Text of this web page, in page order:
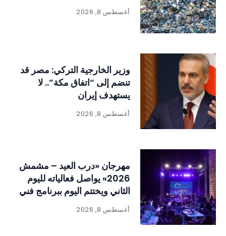
أغسطس 8, 2026
وزير الخارجية التركي: مصر قد
تنضم إلى “اتفاق مكة”.. لا
يستهدف إيران
أغسطس 8, 2026
مهرجان «درب العيد – مشمش
2026» يواصل فعالياته لليوم
الثاني ويختتم اليوم ببرنامج فني
وتراثي حافل
أغسطس 8, 2026